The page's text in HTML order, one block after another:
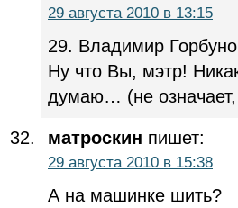
29 августа 2010 в 13:15
29. Владимир
Ну что Вы, мэтр!
думаю… (не
матроскин пишет:
29 августа 2010 в 15:38
А на машинке шить?